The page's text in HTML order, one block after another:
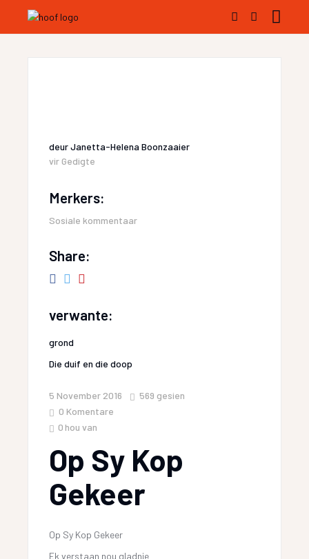
deurJanetta-Helena Boonzaaier
vir Gedigte
Merkers:
Sosiale kommentaar
Share:
verwante:
grond
Die duif en die doop
5 November 2016 569 gesien
0 Komentare
0 hou van
Op Sy Kop
Gekeer
Op Sy Kop Gekeer
Ek verstaan nou gladnie